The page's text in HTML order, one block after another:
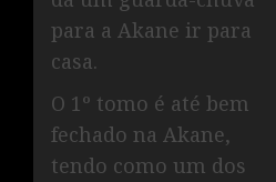
para a Akane ir para
casa.
O 1º tomo é até bem
fechado na Akane,
tendo como um dos